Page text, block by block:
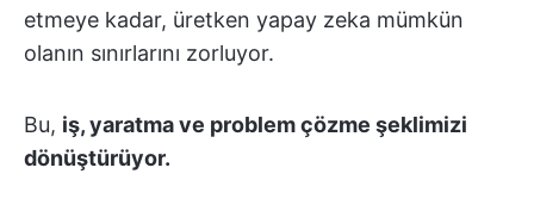
etmeye kadar, üretken yapay zeka mümkün
olanın sınırlarını zorluyor.
Bu, iş, yaratma ve problem çözme şeklimizi
dönüştürüyor.